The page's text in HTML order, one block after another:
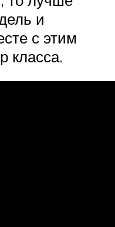
и
с этим
класса.